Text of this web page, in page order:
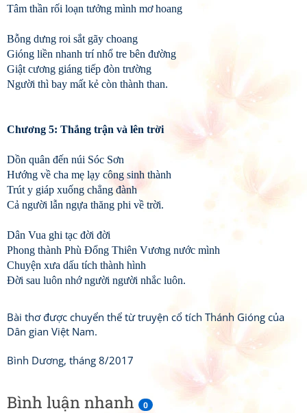
Bình luận nhanh 0
Tâm thần rối loạn tưởng mình mơ hoang
Bỗng dưng roi sắt gãy choang
Gióng liền nhanh trí nhổ tre bên đường
Giật cương giáng tiếp đòn trường
Người thì bay mất kẻ còn thành than.
Chương 5: Thắng trận và lên trời
Dồn quân đến núi Sóc Sơn
Hướng về cha mẹ lạy công sinh thành
Trút y giáp xuống chẳng đành
Cả người lẫn ngựa thăng phi về trời.
Dân Vua ghi tạc đời đời
Phong thành Phù Đổng Thiên Vương nước mình
Chuyện xưa dấu tích thành hình
Đời sau luôn nhớ người người nhắc luôn.
Bài thơ được chuyển thể từ truyện cổ tích Thánh Gióng của
Dân gian Việt Nam.
Bình Dương, tháng 8/2017